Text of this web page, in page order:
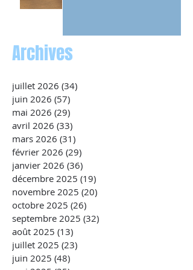
Archives
juillet 2026 (34)
juin 2026 (57)
mai 2026 (29)
avril 2026 (33)
mars 2026 (31)
février 2026 (29)
janvier 2026 (36)
décembre 2025 (19)
novembre 2025 (20)
octobre 2025 (26)
septembre 2025 (32)
août 2025 (13)
juillet 2025 (23)
juin 2025 (48)